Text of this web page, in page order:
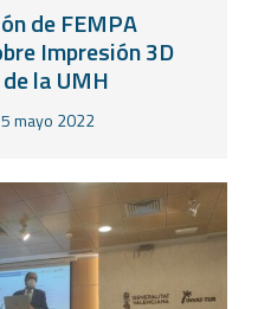
de FEMPA
Impresión 3D
la UMH
5 mayo 2022